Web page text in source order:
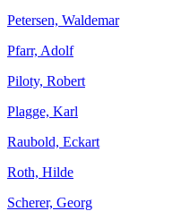
Petersen, Waldemar
Pfarr, Adolf
Piloty, Robert
Plagge, Karl
Raubold, Eckart
Roth, Hilde
Scherer, Georg